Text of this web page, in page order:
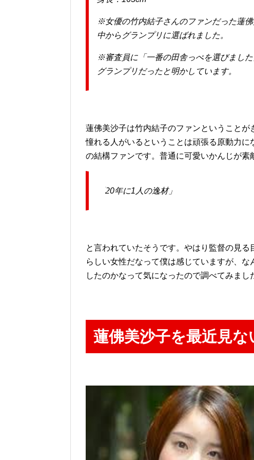
※女優の竹内結子さんのファンだった蓮
中からグランプリに選ばれました。
※審査員に「一番の田舎っぺを選びまし
グランプリだったと明かしています。
蓮佛美沙子は竹内結子のファンということ
憧れる人がいるということは頑張る原動力
の結構ファンです。普通に可愛いかんじが素
「20年に1人の逸材」
と言われていたそうです。やはり監督の見
らしい女性だなって僕は感じていますが、
したのかなって気になったので調べてみまし
蓮佛美沙子を最近見